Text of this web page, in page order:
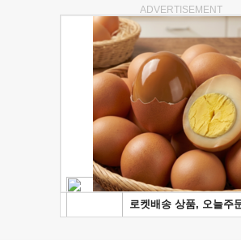
ADVERTISEMENT